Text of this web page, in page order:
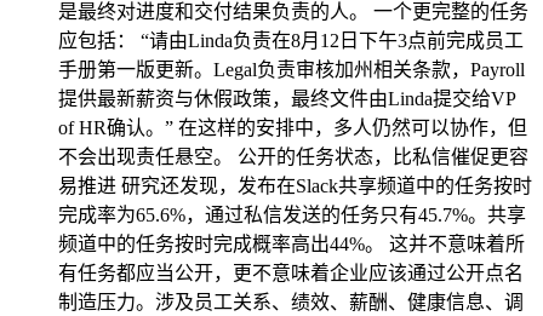
是最终对进度和交付结果负责的人。 一个更完整的任务
应包括： “请由Linda负责在8月12日下午3点前完成员工
手册第一版更新。Legal负责审核加州相关条款，Payroll
提供最新薪资与休假政策，最终文件由Linda提交给VP
of HR确认。” 在这样的安排中，多人仍然可以协作，但
不会出现责任悬空。 公开的任务状态，比私信催促更容
易推进 研究还发现，发布在Slack共享频道中的任务按时
完成率为65.6%，通过私信发送的任务只有45.7%。共享
频道中的任务按时完成概率高出44%。 这并不意味着所
有任务都应当公开，更不意味着企业应该通过公开点名
制造压力。涉及员工关系、绩效、薪酬、健康信息、调